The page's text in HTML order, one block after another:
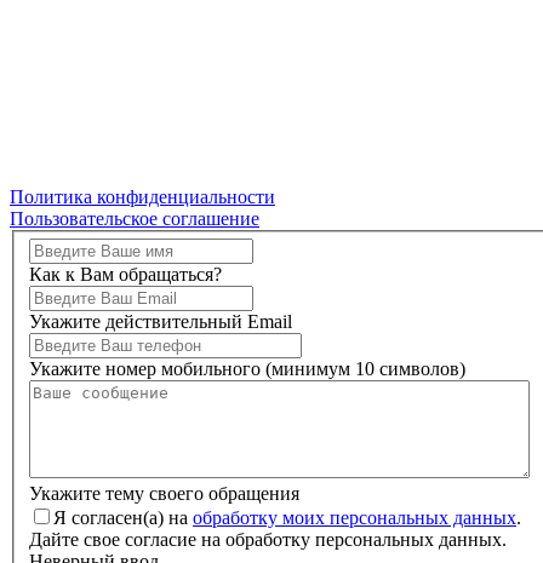
Политика конфиденциальности
Пользовательское соглашение
Как к Вам обращаться?
Укажите действительный Email
Укажите номер мобильного (минимум 10 символов)
Укажите тему своего обращения
Я согласен(а) на обработку моих персональных данных.
Дайте свое согласие на обработку персональных данных.